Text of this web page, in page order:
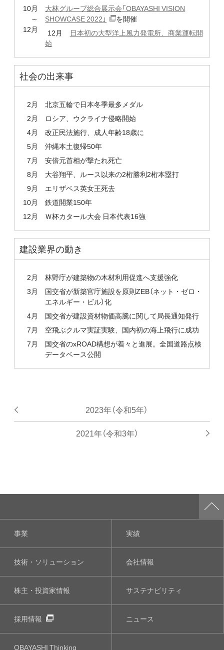
10月
～
12月
大林グループ総合展示会「OBAYASHI VISION
SHOWCASE 2022」
を開催
12月
日本初の大型洋上風力発電所、商業運転開
始
社会の出来事
2月
北京五輪で日本冬季最多メダル
2月
ロシア、ウクライナ侵略開始
4月
改正民法施行、成人年齢18歳に
5月
沖縄本土復帰50年
7月
安倍元首相が撃たれ死亡
8月
大谷翔平、ルース以来の2桁勝利2桁本塁打
9月
エリザベス英女王死去
10月
鉄道開業150年
12月
Ｗ杯カタール大会 日本代表16強
建設業界の動き
2月
林野庁が建築物の木材利用促進へ支援強化
3月
国交省が新築官庁施設を原則ZEB（ネット・ゼロ・
エネルギー・ビル）化
4月
国交省が建設資材物価高騰に関して局長通知発行
7月
空飛ぶクルマ実証実験、国内初の海上飛行に成功
7月
国交省のxROAD構想が着々と進展。全国道路点検
データベース公開
2023年（令和5年）
2021年（令和3年）
事業 実績
技術・ソリューション 会社情報
株主・投資家情報 サステナビリティ
採用情報 ニュース
OBAYASHIThinking